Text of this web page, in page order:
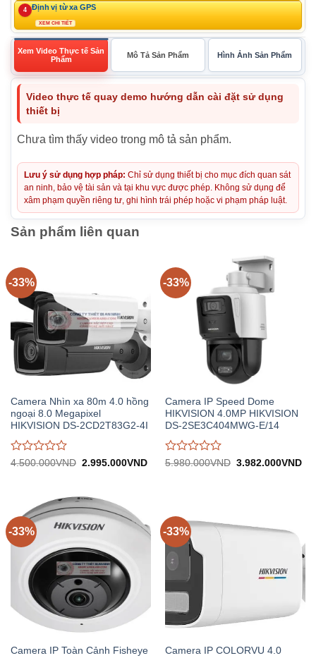
4 Định vị từ xa GPS
XEM CHI TIẾT
Xem Video Thực tế Sản
Phẩm
Mô Tả Sản Phẩm Hình Ảnh Sản Phẩm
Video thực tế quay demo hướng dẫn cài đặt sử dụng
thiết bị
Chưa tìm thấy video trong mô tả sản phẩm.
Lưu ý sử dụng hợp pháp: Chỉ sử dụng thiết bị cho mục đích quan sát
an ninh, bảo vệ tài sản và tại khu vực được phép. Không sử dụng để
xâm phạm quyền riêng tư, ghi hình trái phép hoặc vi phạm pháp luật.
Sản phẩm liên quan
-33%
Camera Nhìn xa 80m 4.0 hồng
ngoại 8.0 Megapixel
HIKVISION DS-2CD2T83G2-4I
Được
5
4.500.000VND Giá
2.995.000VNDGiá
-33%
Camera IP Speed Dome
HIKVISION 4.0MP HIKVISION
DS-2SE3C404MWG-E/14
Được
5
5.980.000VND Giá
3.982.000VNDGiá
-33%
Camera IP Toàn Cảnh Fisheye
-33%
Camera IP COLORVU 4.0